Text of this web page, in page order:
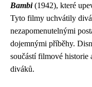
Bambi(1942), které
Tyto filmy uchvátily
nezapomenutelnými
dojemnými příběhy.
součástí filmové historie
diváků.